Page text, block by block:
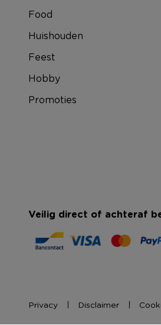
Food
Huishouden
Feest
Hobby
Promoties
Veilig direct of achteraf
Privacy Disclaimer